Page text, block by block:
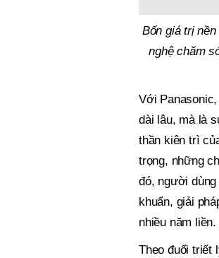
Bốn giá trị
nghệ chăm
Với
dài lâu, mà là
thần kiên trì
trọng, những
đó, người
khuẩn, giải
nhiều năm liền.
Theo đuổi triết